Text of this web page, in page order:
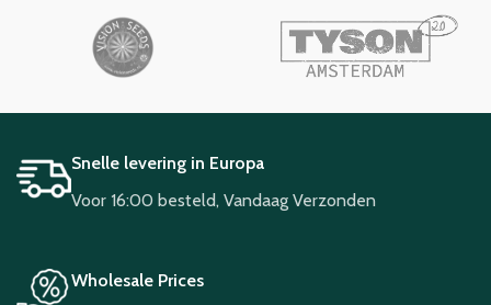
Snelle levering in Europa
Voor 16:00 besteld, Vandaag Verzonden
Wholesale Prices